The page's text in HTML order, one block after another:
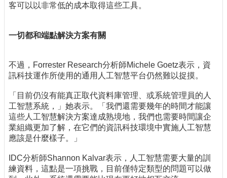
客可以以非常低的成本取得這些工具。
一切都和端點解決方案有關
不過，Forrester Research分析師Michele Goetz表示，資
訊科技運作所使用的通用人工智慧平台仍然難以捉摸。
「目前仍沒有能真正取代資料庫管理、或系統管理員的人
工智慧系統，」她表示。「我們還需要幾年的時間才能讓
這些人工智慧解決方案達成熟境地，我們也需要時間讓企
業組織更加了解，在它們的資訊科技環境中實施人工智慧
應該是什麼樣子。」
IDC分析師Shannon Kalvar表示，人工智慧需要大量的訓
練資料，這點是一項挑戰，目前僅特定類型的問題可以做